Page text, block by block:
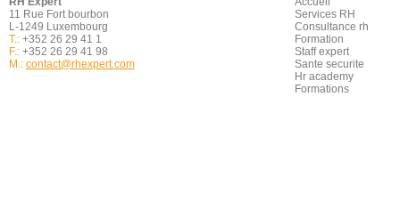
11 Rue Fort bourbon
L-1249 Luxembourg
T.: +352 26 29 41 1
F.: +352 26 29 41 98
M.: contact@rhexpert.com
Services RH
Consultance rh
Formation
Staff expert
Sante securite
Hr academy
Formations